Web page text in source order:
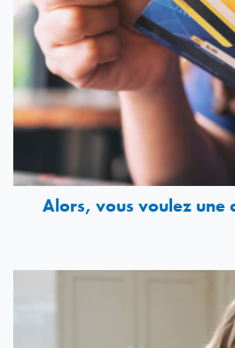
Alors, vous voulez une